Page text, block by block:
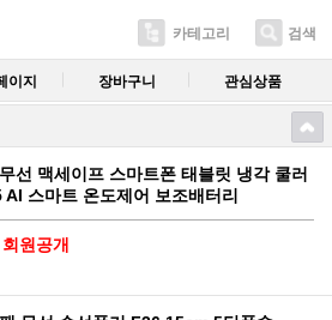
카테고리 검색
이지 장바구니 관심상품
선 맥세이프 스마트폰 태블릿 냉각 쿨러
AI 스마트 온도제어 보조배터리
회원공개